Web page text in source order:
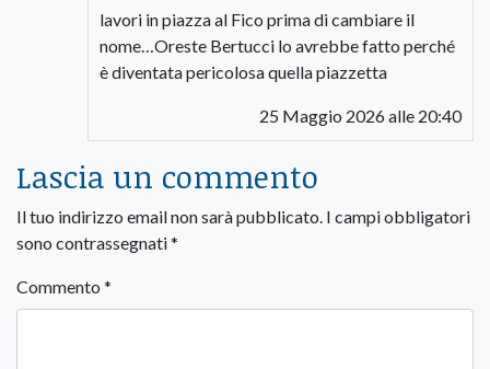
lavori in piazza al Fico prima di cambiare il
nome…Oreste Bertucci lo avrebbe fatto perché
è diventata pericolosa quella piazzetta
25 Maggio 2026 alle 20:40
Lascia un commento
Il tuo indirizzo email non sarà pubblicato. I campi obbligatori
sono contrassegnati*
Commento *